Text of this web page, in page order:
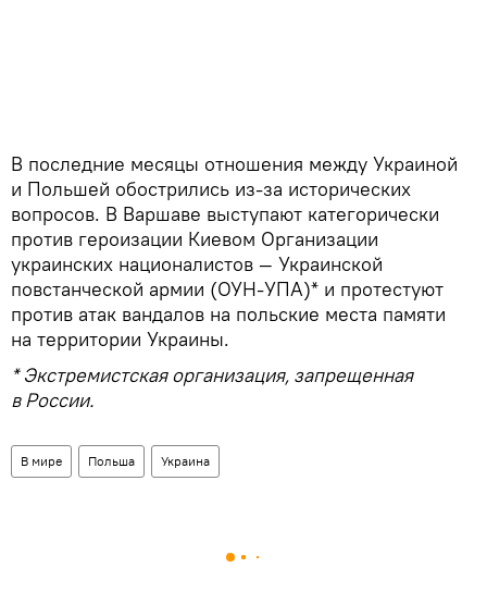
В последние месяцы отношения между Украиной
и Польшей обострились из-за исторических
вопросов. В Варшаве выступают категорически
против героизации Киевом Организации
украинских националистов — Украинской
повстанческой армии (ОУН-УПА)* и протестуют
против атак вандалов на польские места памяти
на территории Украины.
* Экстремистская организация, запрещенная
в России.
В мире Польша Украина